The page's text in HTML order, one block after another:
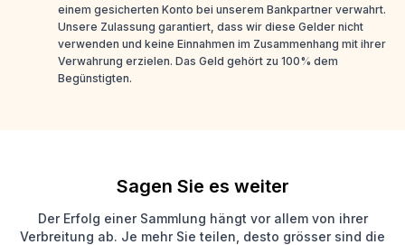
einem gesicherten Konto bei unserem Bankpartner verwahrt.
Unsere Zulassung garantiert, dass wir diese Gelder nicht
verwenden und keine Einnahmen im Zusammenhang mit ihrer
Verwahrung erzielen. Das Geld gehört zu 100% dem
Begünstigten.
Sagen Sie es weiter
Der Erfolg einer Sammlung hängt vor allem von ihrer
Verbreitung ab. Je mehr Sie teilen, desto grösser sind die